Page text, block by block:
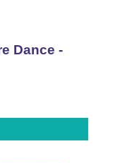
Dance -